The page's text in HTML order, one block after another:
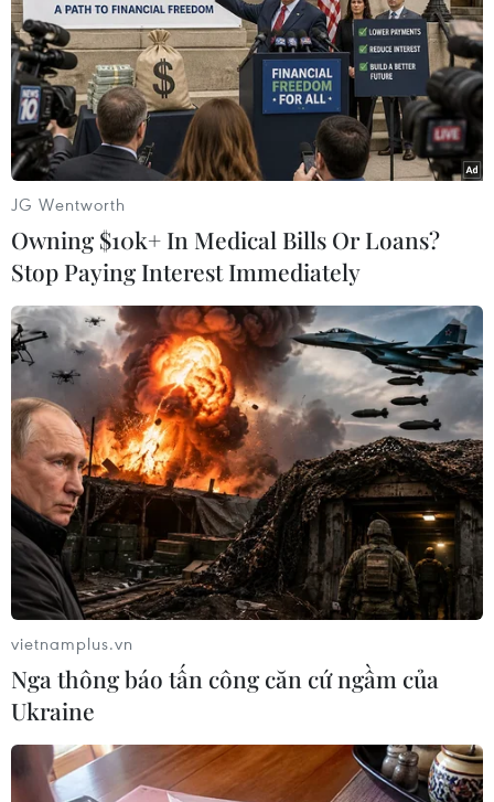
#nợ công #viện trợ #nợ nước ngoài Ukraine
Theo dõi VietnamPlus
Tình hình Ukraine
Mỹ chưa đồng ý để Ukraine sản xuất tên lửa
Patriot
Ukraine có Tổng tư lệnh Các Lực lượng Vũ
trang mới
Tổng thống Ukraine chỉ định quyền Bộ trưởng
Quốc phòng
Nhiều vụ nổ làm rung chuyển thủ đô của
Ukraine
Bộ trưởng Quốc phòng Ukraine xác nhận từ
chức
JG Wentworth
Owning $10k+ In Medical Bills Or Loans?
Stop Paying Interest Immediately
vietnamplus.vn
Nga thông báo tấn công căn cứ ngầm của
Ukraine